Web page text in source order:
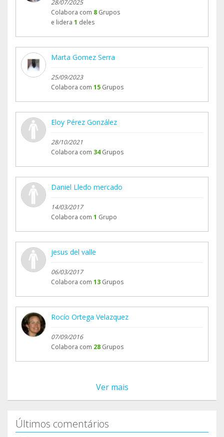
28/07/2025
Colabora com 8 Grupos
e lidera 1 deles
Marta Gomez Serra
25/09/2023
Colabora com 15 Grupos
Eloy Pérez González
28/10/2021
Colabora com 34 Grupos
Daniel Lledo mercado
14/03/2017
Colabora com 1 Grupo
jesus del valle
06/03/2017
Colabora com 13 Grupos
Rocío Ortega Velazquez
07/09/2016
Colabora com 28 Grupos
Ver mais
Últimos comentários